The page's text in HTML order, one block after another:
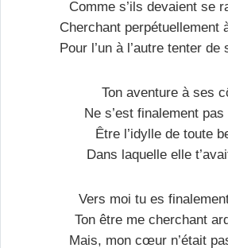
Comme s’ils devaient se
Cherchant perpétuellement
Pour l’un à l’autre tenter de
Ton aventure à ses
Ne s’est finalement pas
Être l’idylle de toute
Dans laquelle elle
Vers moi tu es
Ton être me cherchant
Mais, mon cœur n’était